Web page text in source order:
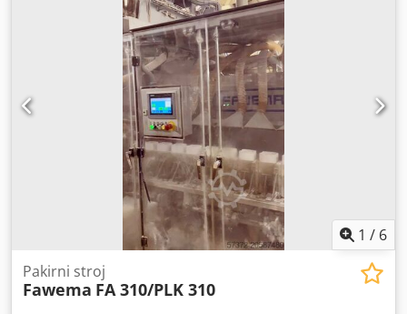
1 / 6
Pakirni stroj
Fawema FA 310/PLK 310